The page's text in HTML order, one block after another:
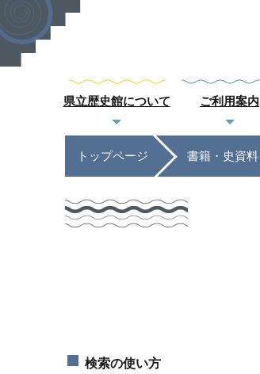
県立歴史館について ご利用案内
トップページ 書籍・史資料
検索の使い方